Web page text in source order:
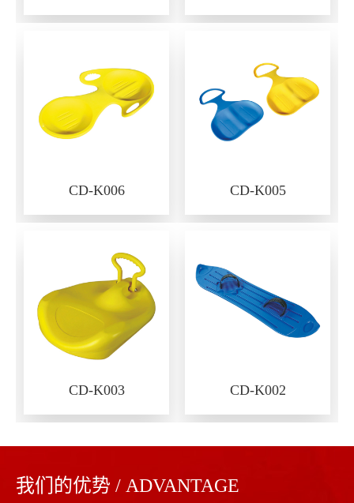
CD-K006 CD-K005
CD-K003 CD-K002
我们的优势 / ADVANTAGE